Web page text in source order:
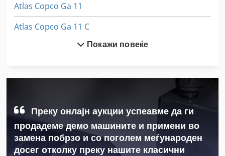
Atlas Copco Ga 11
Atlas Copco Ga 11 C
Atlas Copco Ga 11 Ff
Atlas Copco Ga 118
Atlas Copco Ga 15 Ff
Atlas Copco Ga 160
Покажи повеќе
Преку онлајн аукции успеавме да ги
продадеме демо машините и примени во
замена побрзо и со поголем меѓународен
досег отколку преку нашите класични